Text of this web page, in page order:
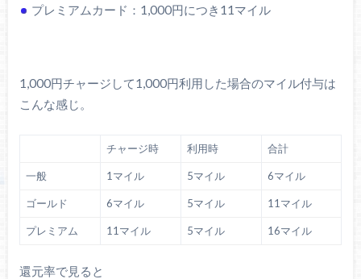
プレミアムカード：1,000円につき11マイル
1,000円チャージして1,000円利用した場合のマイル付与は
こんな感じ。
チャージ時 利用時 合計
一般 1マイル 5マイル 6マイル
ゴールド 6マイル 5マイル 11マイル
プレミアム 11マイル 5マイル 16マイル
還元率で見ると